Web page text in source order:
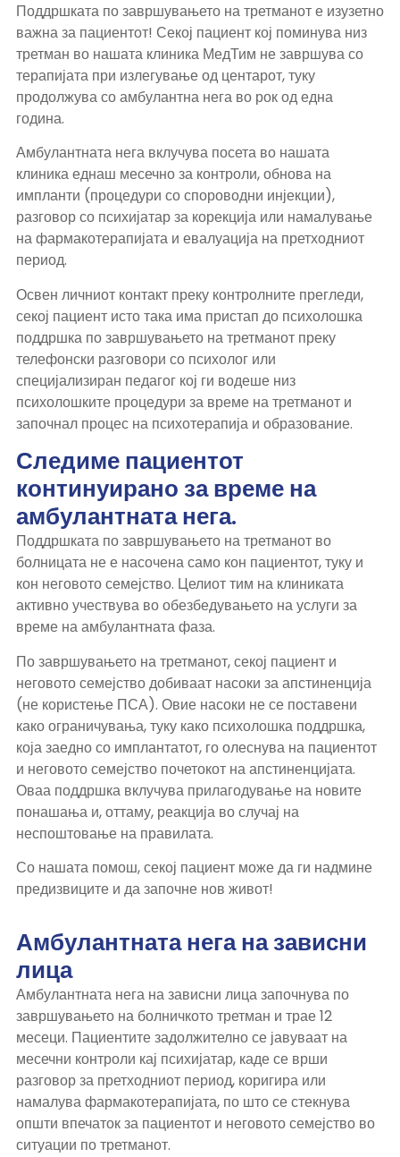
Поддршката по завршувањето на третманот е изузетно
важна за пациентот! Секој пациент кој поминува низ
третман во нашата клиника МедТим не завршува со
терапијата при излегување од центарот, туку
продолжува со амбулантна нега во рок од една
година.
Амбулантната нега вклучува посета во нашата
клиника еднаш месечно за контроли, обнова на
импланти (процедури со спороводни инјекции),
разговор со психијатар за корекција или намалување
на фармакотерапијата и евалуација на претходниот
период.
Освен личниот контакт преку контролните прегледи,
секој пациент исто така има пристап до психолошка
поддршка по завршувањето на третманот преку
телефонски разговори со психолог или
специјализиран педагог кој ги водеше низ
психолошките процедури за време на третманот и
започнал процес на психотерапија и образование.
Следиме пациентот
континуирано за време на
амбулантната нега.
Поддршката по завршувањето на третманот во
болницата не е насочена само кон пациентот, туку и
кон неговото семејство. Целиот тим на клиниката
активно учествува во обезбедувањето на услуги за
време на амбулантната фаза.
По завршувањето на третманот, секој пациент и
неговото семејство добиваат насоки за апстиненција
(не користење ПСА). Овие насоки не се поставени
како ограничувања, туку како психолошка поддршка,
која заедно со имплантатот, го олеснува на пациентот
и неговото семејство почетокот на апстиненцијата.
Оваа поддршка вклучува прилагодување на новите
понашања и, оттаму, реакција во случај на
неспоштовање на правилата.
Со нашата помош, секој пациент може да ги надмине
предизвиците и да започне нов живот!
Амбулантната нега на зависни
лица
Амбулантната нега на зависни лица започнува по
завршувањето на болничкото третман и трае 12
месеци. Пациентите задолжително се јавуваат на
месечни контроли кај психијатар, каде се врши
разговор за претходниот период, коригира или
намалува фармакотерапијата, по што се стекнува
општи впечаток за пациентот и неговото семејство во
ситуации по третманот.